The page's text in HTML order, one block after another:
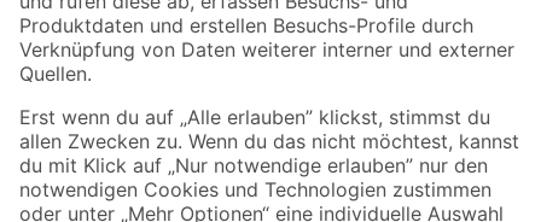
Sicher einkaufen
Jetzt die toom-App herunterladen